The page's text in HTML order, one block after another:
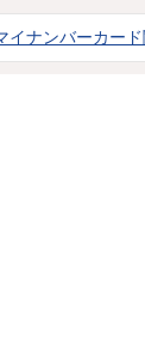
イナンバーカー